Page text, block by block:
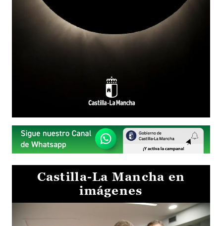
Castilla-La Mancha en
imágenes